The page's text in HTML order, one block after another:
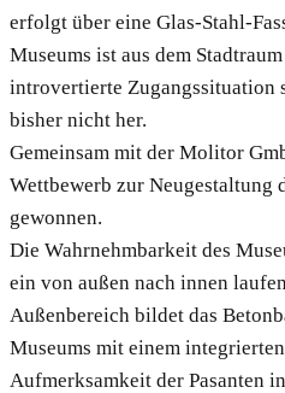
erfolgt über eine Glas-Stahl-
Museums ist aus dem
introvertierte Zugangssituation
bisher nicht her.
Gemeinsam mit der Molitor
Wettbewerb zur Neugestaltung
gewonnen.
Die Wahrnehmbarkeit des
ein von außen nach innen
Außenbereich bildet das
Museums mit einem
Aufmerksamkeit der Pasanten